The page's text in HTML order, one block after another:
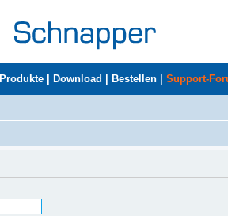
Produkte Download Bestellen Support-